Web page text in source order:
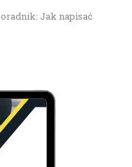
Jak napisać